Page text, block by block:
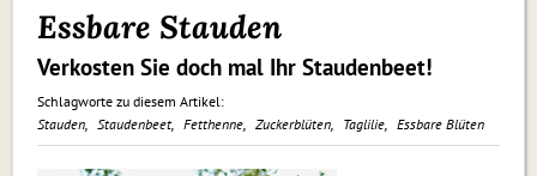
Essbare Stauden
Verkosten Sie doch mal Ihr Staudenbeet!
Schlagworte zu diesem Artikel:
Stauden
Staudenbeet Fetthenne Zuckerblüten Taglilie Essbare Blüten